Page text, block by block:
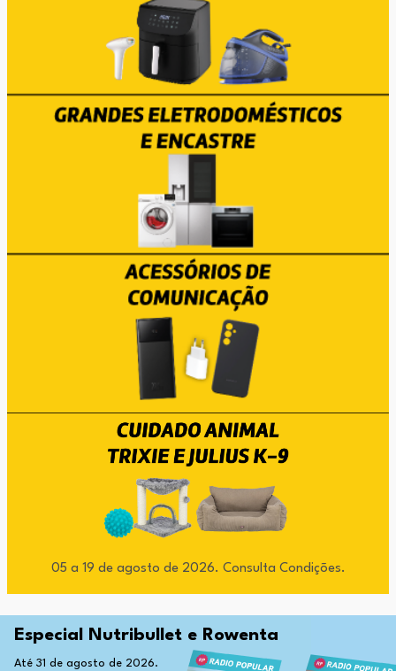
05 a 19 de agosto de 2026. Consulta Condições.
Especial Nutribullet e Rowenta
Até 31 de agosto de 2026.